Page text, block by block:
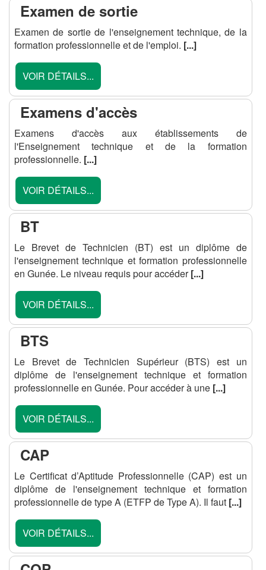
Examen de sortie
Examen de sortie de l'enseignement technique, de la
formation professionnelle et de l'emploi. [...]
VOIR DÉTAILS...
Examens d'accès
Examens d'accès aux établissements de
l'Enseignement technique et de la formation
professionnelle. [...]
VOIR DÉTAILS...
BT
Le Brevet de Technicien (BT) est un diplôme de
l'enseignement technique et formation professionnelle
en Gunée. Le niveau requis pour accéder[...]
VOIR DÉTAILS...
BTS
Le Brevet de Technicien Supérieur (BTS) est un
diplôme de l'enseignement technique et formation
professionnelle en Gunée. Pour accéder à une [...]
VOIR DÉTAILS...
CAP
Le Certificat d’Aptitude Professionnelle (CAP) est un
diplôme de l'enseignement technique et formation
professionnelle de type A (ETFP de Type A). Il faut [...]
VOIR DÉTAILS...